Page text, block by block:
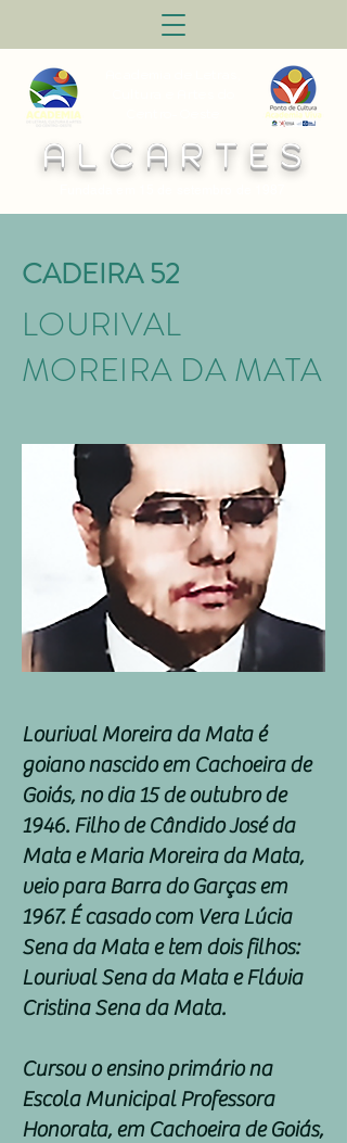
A L C A R T E S
CADEIRA 52
LOURIVAL
MOREIRA DA MATA
Lourival Moreira da Mata é
goiano nascido em Cachoeira de
Goiás, no dia 15 de outubro de
1946. Filho de Cândido José da
Mata e Maria Moreira da Mata,
veio para Barra do Garças em
1967. É casado com Vera Lúcia
Sena da Mata e tem dois filhos:
Lourival Sena da Mata e Flávia
Cristina Sena da Mata.
Cursou o ensino primário na
Escola Municipal Professora
Honorata, em Cachoeira de Goiás,